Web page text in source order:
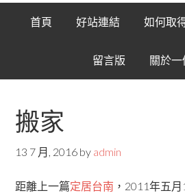
首頁 好站連結 如何取
留言版 關於
搬家
13 7 月, 2016 by admin
距離上一篇定居台南 ，2011年五